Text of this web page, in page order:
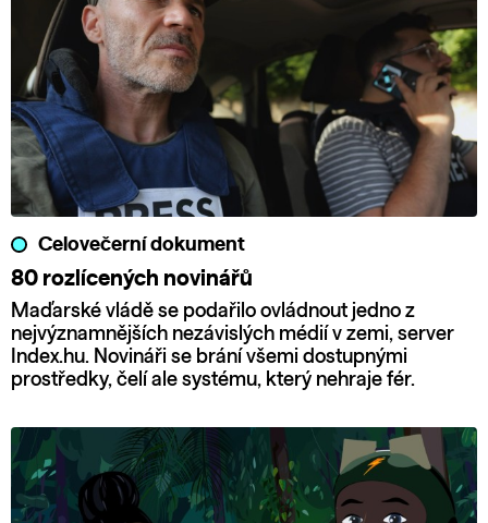
Celovečerní dokument
80 rozlícených novinářů
Maďarské vládě se podařilo ovládnout jedno z
nejvýznamnějších nezávislých médií v zemi, server
Index.hu. Novináři se brání všemi dostupnými
prostředky, čelí ale systému, který nehraje fér.